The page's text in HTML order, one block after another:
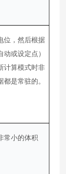
位，然后根据
或设定点）
计算模式时非
是常驻的。
常小的体积